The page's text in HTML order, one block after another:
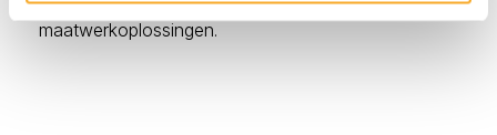
maatwerkoplossingen.